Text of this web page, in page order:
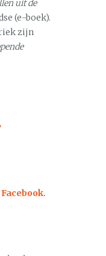
uit de
(e-boek).
zijn
Facebook.